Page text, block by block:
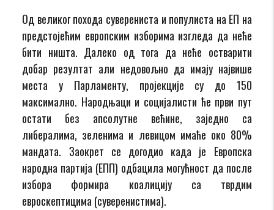
Од великог похода суверениста и популиста на ЕП на
предстојећим европским изборима изгледа да неће
бити ништа. Далеко од тога да неће остварити
добар резултат али недовољно да имају највише
места у Парламенту, пројекције су до 150
максимално. Народњаци и социјалисти ће први пут
остати без апсолутне већине, заједно са
либералима, зеленима и левицом имаће око 80%
мандата. Заокрет се догодио када је Европска
народна партија (ЕПП) одбацила могућност да после
избора формира коалицију са тврдим
евроскептицима (суверенистима).